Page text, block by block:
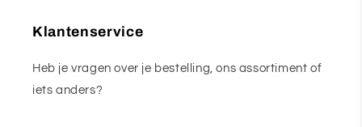
Klantenservice
Heb je vragen over je bestelling, ons assortiment of
iets anders?